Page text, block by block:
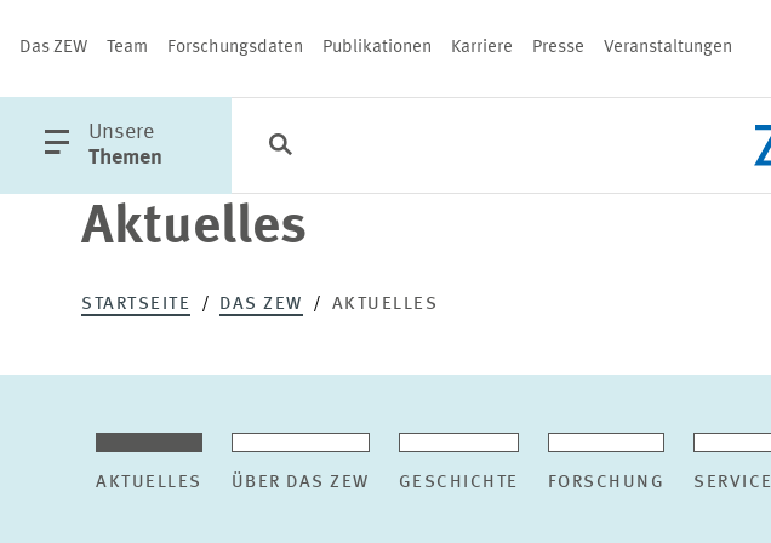
Das ZEW Team Forschungsdaten Publikationen Karriere Presse Veranstaltungen
öffne
Hauptmenü
Unsere
Themen
Kategorien
Schließen
Aktuelles
STARTSEITE DAS ZEW AKTUELLES
AKTUELLES ÜBER DAS ZEW GESCHICHTE FORSCHUNG SERVICE